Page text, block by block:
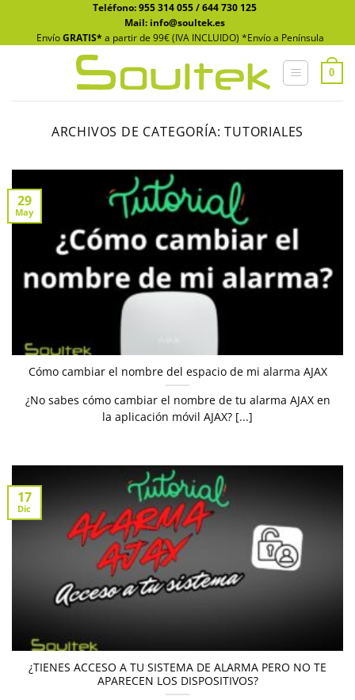
contenido
Teléfono:955 314 055/644 730 125
Mail: info@soultek.es
EnvíoGRATIS* a partir de 99€ (IVA INCLUIDO) *Envío a Península
0
ARCHIVOS DE CATEGORÍA:TUTORIALES
Cómo cambiar el nombre del espacio de mi alarma AJAX
¿No sabes cómo cambiar el nombre de tu alarma AJAX en
la aplicación móvil AJAX? [...]
29
May
¿TIENES ACCESO A TU SISTEMA DE ALARMA PERO NO TE
APARECEN LOS DISPOSITIVOS?
17
Dic